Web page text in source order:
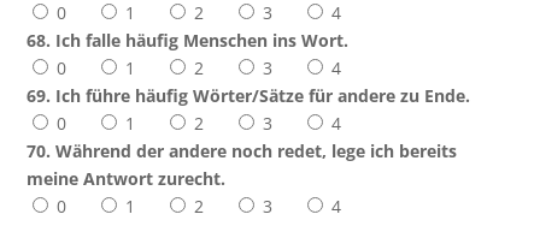
0
1 2 3
4
68. Ich falle häufig Menschen ins Wort.
0
1 2 3
4
69. Ich führe häufig Wörter/Sätze für andere zu Ende.
0
1 2 3
4
70. Während der andere noch redet, lege ich bereits
meine Antwort zurecht.
0
1 2 3
4